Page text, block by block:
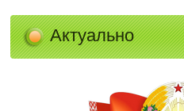
Актуально